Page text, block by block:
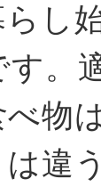
し
。
物
違